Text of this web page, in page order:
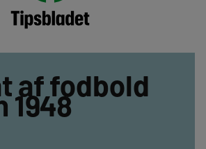
af fodbold
1948